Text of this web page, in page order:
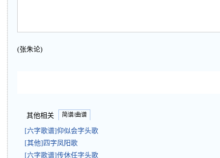
(张朱论)
其他相关 简谱/曲谱
[六字歌谱]仰似会字头歌
[其他]四字凤阳歌
[六字歌谱]传休任字头歌